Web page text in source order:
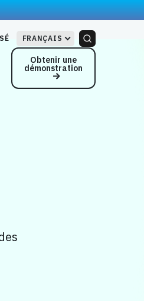
FRANÇAIS
Obtenir une
démonstration